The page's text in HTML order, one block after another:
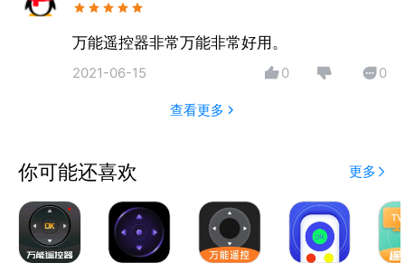
万能遥控器非常万能非常好用。
2021-06-15 0 0
查看更多
你可能还喜欢 更多